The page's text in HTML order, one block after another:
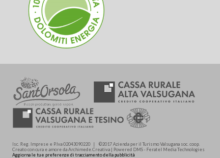
Isc. Reg. Imprese e P.Iva 02043090220 | ©2017 Azienda per il Turismo Valsugana soc. coop.
Creato con cura e amore da Archimede.Creativa | Powered DMS - Feratel Media Technologies
Aggiorna le tue preferenze di tracciamento della pubblicità